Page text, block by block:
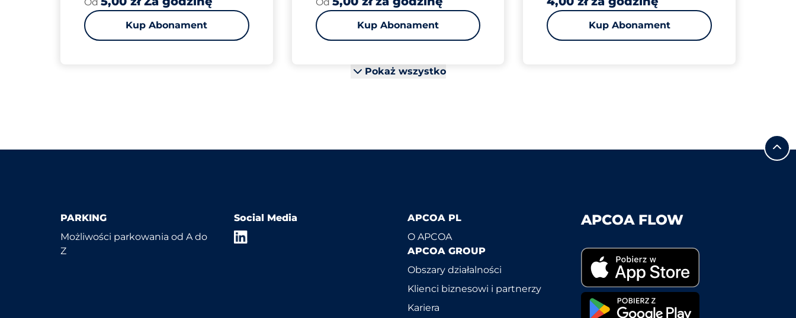
Kup Abonament Kup Abonament Kup Abonament
Pokaż wszystko
PARKING
Możliwości parkowania od A do
Z
Social Media
APCOA PL
O APCOA
APCOA GROUP
Obszary działalności
Klienci biznesowi i partnerzy
Kariera
APCOA FLOW